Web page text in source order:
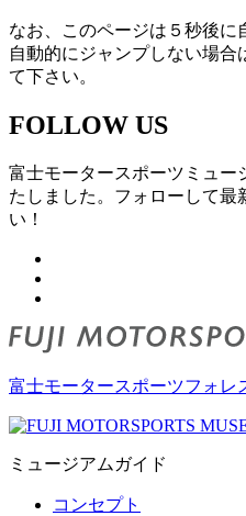
なお、このページは５秒後に
自動的にジャンプしない場合
て下さい。
FOLLOW US
富士モータースポーツミュー
たしました。フォローして最
い！
富士モータースポーツフォレ
ミュージアムガイド
コンセプト